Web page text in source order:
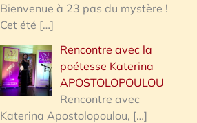
Bienvenue à 23 pas du mystère !
Cet été […]
Rencontre avec la
poétesse Katerina
APOSTOLOPOULOU
Rencontre avec
Katerina Apostolopoulou, […]